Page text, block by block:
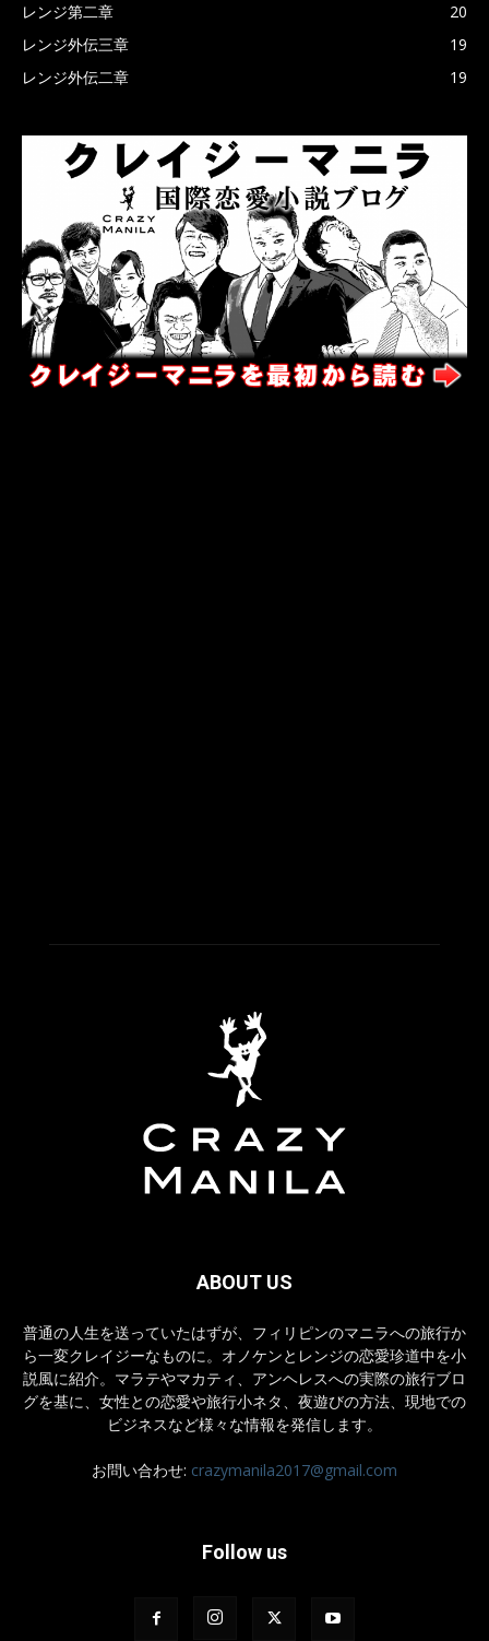
レンジ第二章
20
レンジ外伝三章
19
レンジ外伝二章
19
ABOUT US
普通の人生を送っていたはずが、フィリピンのマニラへの旅行か
ら一変クレイジーなものに。オノケンとレンジの恋愛珍道中を小
説風に紹介。マラテやマカティ、アンヘレスへの実際の旅行ブロ
グを基に、女性との恋愛や旅行小ネタ、夜遊びの方法、現地での
ビジネスなど様々な情報を発信します。
お問い合わせ: crazymanila2017@gmail.com
Follow us